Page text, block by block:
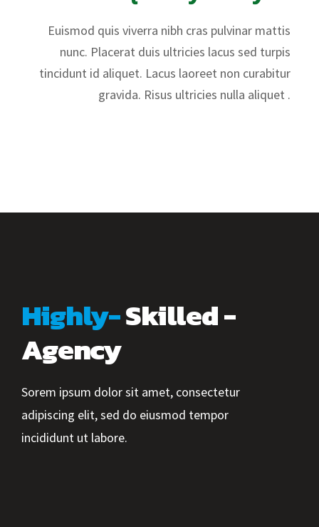
Euismod quis viverra nibh cras pulvinar mattis
nunc. Placerat duis ultricies lacus sed turpis
tincidunt id aliquet. Lacus laoreet non curabitur
gravida. Risus ultricies nulla aliquet .
Highly-Skilled -
Agency
Sorem ipsum dolor sit amet, consectetur
adipiscing elit, sed do eiusmod tempor
incididunt ut labore.